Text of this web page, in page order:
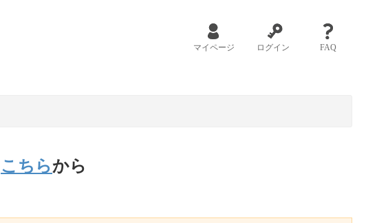
マイページ ログイン FAQ
こちらから